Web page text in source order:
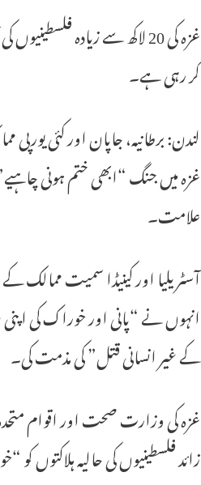
غزہ کی 20 لاکھ سے زیادہ
کر رہی ہے۔
لندن: برطانیہ، جاپان اور کئی
غزہ میں جنگ “ابھی ختم ہونی
علامت۔
آسٹریلیا اور کینیڈا سمیت ممالک
انہوں نے “پانی اور خوراک کی
کے غیر انسانی قتل” کی مذمت کی۔
زائد فلسطینیوں کی حالیہ ہلاکتوں